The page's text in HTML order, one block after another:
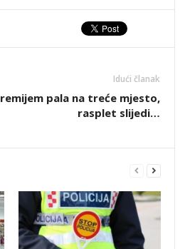
Idući članak
pala na treće mjesto,
rasplet slijedi…